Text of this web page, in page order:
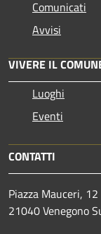
Comunicati
Avvisi
VIVERE IL
Luoghi
Eventi
CONTATTI
Piazza Mauceri, 12
21040 Venegono